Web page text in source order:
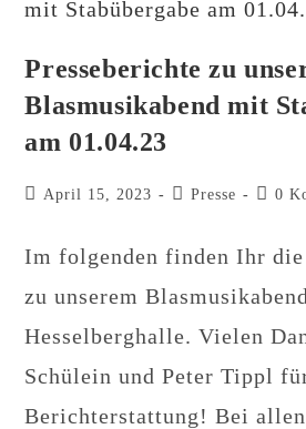
Presseberichte zu
Blasmusikabend mit
am 01.04.23
Beitrag
April 15, 2023
Beitrags-
Presse 0
Im folgenden finden Ihr die
zu unserem
Hesselberghalle. Vielen
Schülein und Peter Tippl
Berichterstattung! Bei allen